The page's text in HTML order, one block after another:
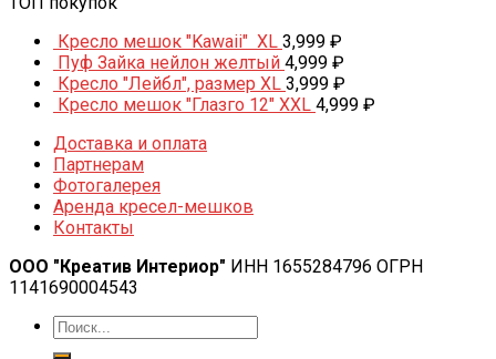
Кресло мешок "Kawaii" XL 3,999 ₽
Пуф Зайка нейлон желтый 4,999 ₽
Кресло "Лейбл", размер XL 3,999 ₽
Кресло мешок "Глазго 12" XXL 4,999 ₽
Доставка и оплата
Партнерам
Фотогалерея
Аренда кресел-мешков
Контакты
ООО "Креатив Интериор" ИНН 1655284796 ОГРН
1141690004543